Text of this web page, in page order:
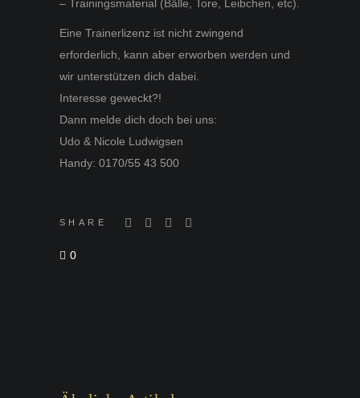
– Trainingsmaterial (Bälle, Tore, Leibchen, etc).
Eine Trainerlizenz ist nicht zwingend
erforderlich, kann aber erworben werden und
wir unterstützen dich dabei.
Interesse geweckt?!
Dann melde dich doch bei uns:
Udo & Nicole Ludwigsen
Handy: 0170/55 43 500
SHARE
0